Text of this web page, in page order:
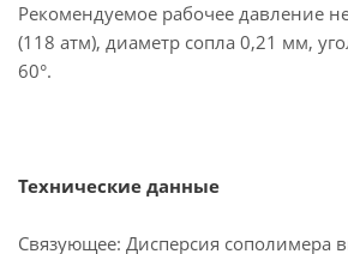
Рекомендуемое рабочее давление
(118 атм), диаметр сопла 0,21 мм,
60°.
Технические данные
Связующее: Дисперсия сополимера